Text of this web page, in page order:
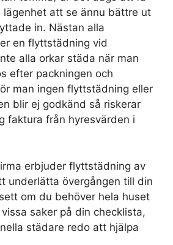
lägenhet att se ännu bättre ut
in. Nästan alla
en flyttstädning vid
alla orkar städa när man
efter packningen och
man ingen flyttstädning eller
blir ej godkänd så riskerar
faktura från hyresvärden i
erbjuder flyttstädning av
underlätta övergången till din
om du behöver hela huset
saker på din checklista,
städare redo att hjälpa